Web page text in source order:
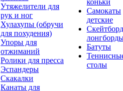
Утяжелители для
рук и ног
Хулахупы (обручи
для похудения)
Упоры для
отжиманий
Ролики для пресса
Эспандеры
Скакалки
Канаты для
коньки
Самокаты
детские
Батуты
столы